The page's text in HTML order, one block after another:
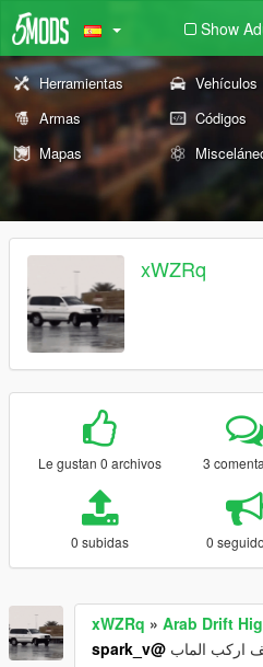
Show
Herramientas Vehículos
Armas
Códigos
Mapas
xWZRq
Le gustan 0 archivos 3
0 subidas 0
xWZRq » Arab Drift
اركب الماب @spark_v